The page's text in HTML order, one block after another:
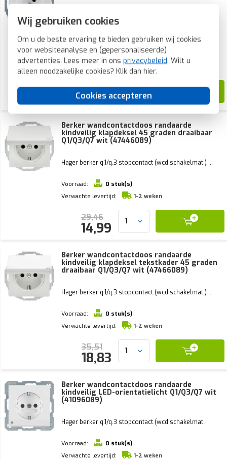
Wij gebruiken cookies
Om u de beste ervaring te bieden gebruiken wij cookies
voor websiteanalyse en (gepersonaliseerde)
advertenties. Lees meer in ons privacybeleid. Wilt u
alleen noodzakelijke cookies? Klik dan hier.
Cookies accepteren
Hager berker q.1/q.3 stopcontact (wcd schakelmat.) ...
Voorraad:
8 stuk(s)
Verwachte levertijd:
Voor 21u besteld, morgen in huis*
15,55
7,72
Berker wandcontactdoos randaarde
kindveilig klapdeksel 45 graden draaibaar
Q1/Q3/Q7 wit (47446089)
Hager berker q.1/q.3 stopcontact (wcd schakelmat.) ...
Voorraad:
0 stuk(s)
Verwachte levertijd:
1-2 weken
29,46
14,99
Berker wandcontactdoos randaarde
kindveilig klapdeksel tekstkader 45 graden
draaibaar Q1/Q3/Q7 wit (47466089)
Hager berker q.1/q.3 stopcontact (wcd schakelmat.) ...
Voorraad:
0 stuk(s)
Verwachte levertijd:
1-2 weken
35,51
18,83
Berker wandcontactdoos randaarde
kindveilig LED-orientatielicht Q1/Q3/Q7 wit
(41096089)
Hager berker q.1/q.3 stopcontact (wcd schakelmat.
Voorraad:
0 stuk(s)
Verwachte levertijd:
1-2 weken